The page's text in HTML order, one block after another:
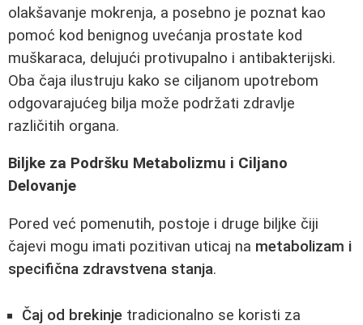
olakšavanje mokrenja, a posebno je poznat kao
pomoć kod benignog uvećanja prostate kod
muškaraca, delujući protivupalno i antibakterijski.
Oba čaja ilustruju kako se ciljanom upotrebom
odgovarajućeg bilja može podržati zdravlje
različitih organa.
Biljke za Podršku Metabolizmu i Ciljano
Delovanje
Pored već pomenutih, postoje i druge biljke čiji
čajevi mogu imati pozitivan uticaj na metabolizam i
specifična zdravstvena stanja.
Čaj od brekinje tradicionalno se koristi za